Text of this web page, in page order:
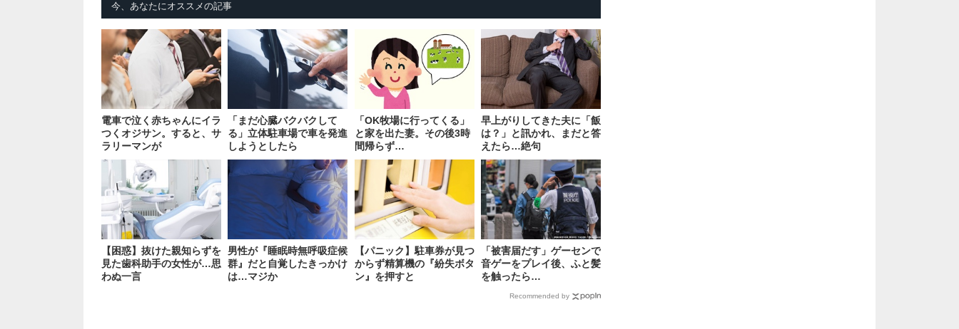
今、あなたにオススメの記事
電車で泣く赤ちゃんにイラ
つくオジサン。すると、サ
ラリーマンが
「まだ心臓バクバクして
る」立体駐車場で車を発進
しようとしたら
「OK牧場に行ってくる」
と家を出た妻。その後3時
間帰らず…
早上がりしてきた夫に「飯
は？」と訊かれ、まだと答
えたら…絶句
【困惑】抜けた親知らずを
見た歯科助手の女性が…思
わぬ一言
男性が『睡眠時無呼吸症候
群』だと自覚したきっかけ
は…マジか
【パニック】駐車券が見つ
からず精算機の『紛失ボタ
ン』を押すと
「被害届だす」ゲーセンで
音ゲーをプレイ後、ふと髪
を触ったら…
Recommended by